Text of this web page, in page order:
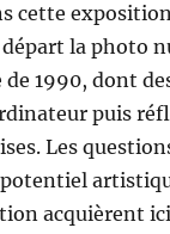
cette
la photo
1990, dont
puis
Les
acquièrent